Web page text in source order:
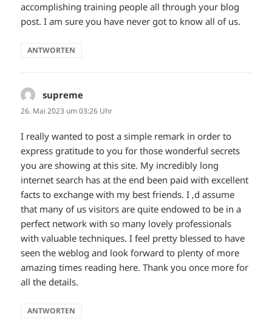
accomplishing training people all through your blog
post. I am sure you have never got to know all of us.
ANTWORTEN
supreme
26. Mai 2023 um 03:26 Uhr
I really wanted to post a simple remark in order to
express gratitude to you for those wonderful secrets
you are showing at this site. My incredibly long
internet search has at the end been paid with excellent
facts to exchange with my best friends. I ‚d assume
that many of us visitors are quite endowed to be in a
perfect network with so many lovely professionals
with valuable techniques. I feel pretty blessed to have
seen the weblog and look forward to plenty of more
amazing times reading here. Thank you once more for
all the details.
ANTWORTEN